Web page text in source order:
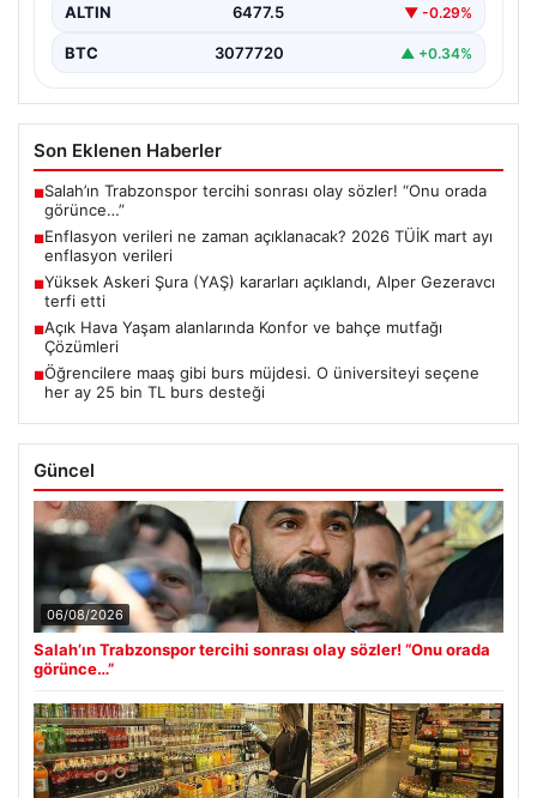
ALTIN 6477.5 ▼ -0.29%
BTC 3077720 ▲ +0.34%
Son Eklenen Haberler
■Salah’ın Trabzonspor tercihi sonrası olay sözler! “Onu orada
görünce…”
■Enflasyon verileri ne zaman açıklanacak? 2026 TÜİK mart ayı
enflasyon verileri
■Yüksek Askeri Şura (YAŞ) kararları açıklandı, Alper Gezeravcı
terfi etti
■Açık Hava Yaşam alanlarında Konfor ve bahçe mutfağı
Çözümleri
■Öğrencilere maaş gibi burs müjdesi. O üniversiteyi seçene
her ay 25 bin TL burs desteği
Güncel
06/08/2026
Salah’ın Trabzonspor tercihi sonrası olay sözler! “Onu orada
görünce…”